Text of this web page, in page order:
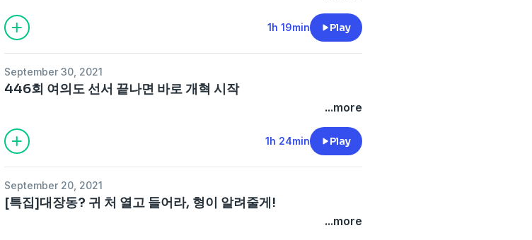
1h 19min Play
September 30, 2021
446회 여의도 선서 끝나면 바로 개혁 시작
...more
1h 24min Play
September 20, 2021
[특집]대장동? 귀 처 열고 들어라, 형이 알려줄게!
...more